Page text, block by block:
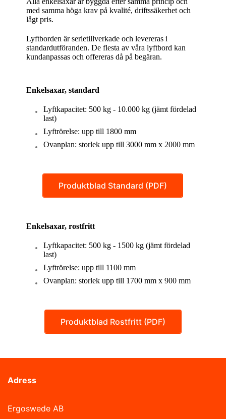
med samma höga krav på kvalité, driftssäkerhet och
lågt pris.
Lyftborden är serietillverkade och levereras i
standardutföranden. De flesta av våra lyftbord kan
kundanpassas och offereras då på begäran.
Enkelsaxar, standard
Lyftkapacitet: 500 kg - 10.000 kg (jämt fördelad
last)
Lyftrörelse: upp till 1800 mm
Ovanplan: storlek upp till 3000 mm x 2000 mm
Produktblad Standard (PDF)
Enkelsaxar, rostfritt
Lyftkapacitet: 500 kg - 1500 kg (jämt fördelad
last)
Lyftrörelse: upp till 1100 mm
Ovanplan: storlek upp till 1700 mm x 900 mm
Produktblad Rostfritt (PDF)
Adress
Ergoswede AB